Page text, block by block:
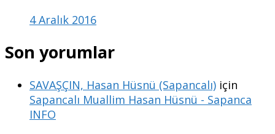
4 Aralık 2016
Son yorumlar
SAVAŞÇIN, Hasan Hüsnü (Sapancalı) için
Sapancalı Muallim Hasan Hüsnü - Sapanca
INFO